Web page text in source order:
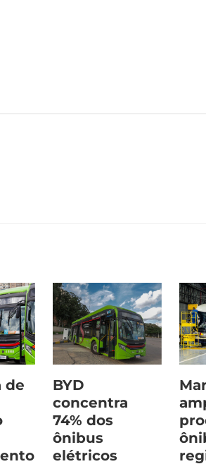
de
BYD
concentra
74% dos
ônibus
elétricos